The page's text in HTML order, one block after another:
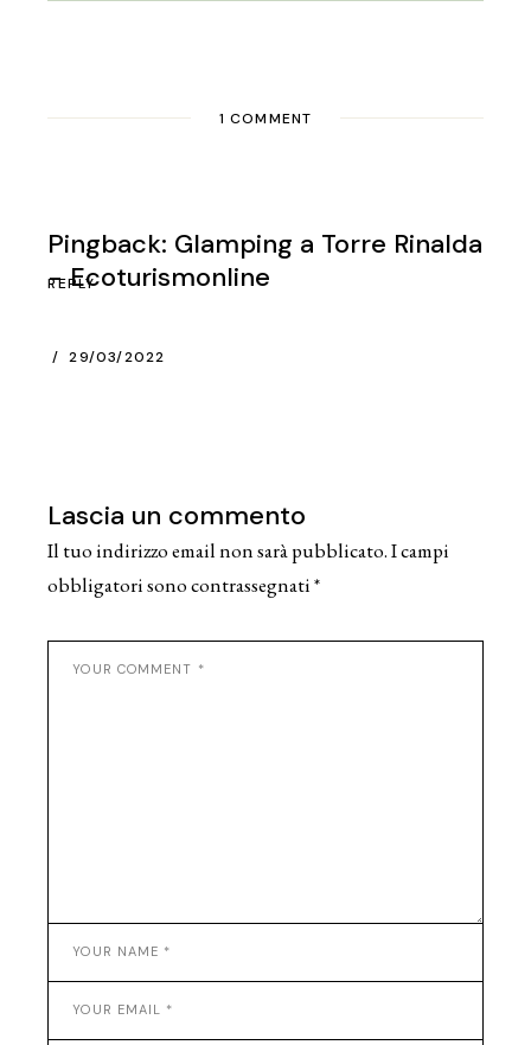
1 COMMENT
Pingback: Glamping a Torre Rinalda
- Ecoturismonline
29/03/2022
REPLY
Lascia un commento
Il tuo indirizzo email non sarà pubblicato.I campi
obbligatori sono contrassegnati*